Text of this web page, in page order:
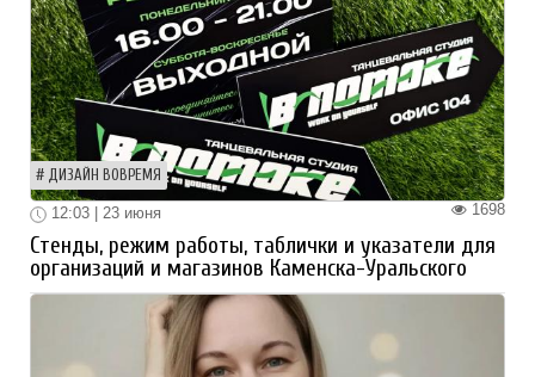
ДИЗАЙН ВОВРЕМЯ
1698
12:03 | 23 июня
Стенды, режим работы, таблички и указатели для
организаций и магазинов Каменска-Уральского